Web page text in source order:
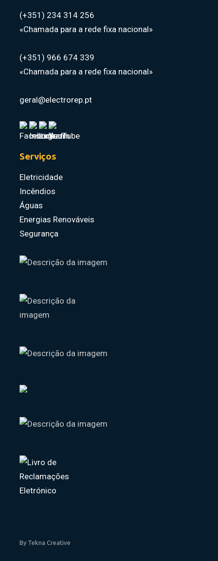
(+351) 234 314 256
«Chamada para a rede fixa nacional»
(+351) 966 674 339
«Chamada para a rede fixa nacional»
geral@electrorep.pt
Serviços
Eletricidade
Incêndios
Águas
Energias Renováveis
Segurança
By Tekna Creative